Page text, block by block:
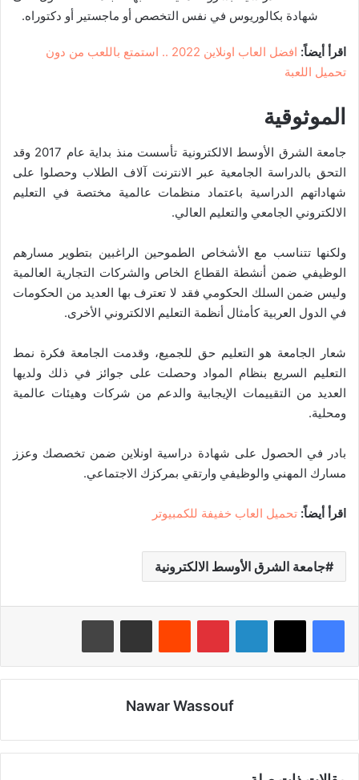
شهادة بكالوريوس في نفس التخصص أو ماجستير أو دكتوراه.
اقرأ أيضاً:
افضل العاب اونلاين 2022 .. استمتع باللعب من دون
تحميل اللعبة
الموثوقية
جامعة الشرق الأوسط الالكترونية تأسست منذ بداية عام 2017 وقد
التحق بالدراسة الجامعية عبر الانترنت آلاف الطلاب وحصلوا على
شهاداتهم الدراسية باعتماد منظمات عالمية مختصة في التعليم
الالكتروني الجامعي والتعليم العالي.
ولكنها تتناسب مع الأشخاص الطموحين الراغبين بتطوير مسارهم
الوظيفي ضمن أنشطة القطاع الخاص والشركات التجارية العالمية
وليس ضمن السلك الحكومي فقد لا تعترف بها العديد من الحكومات
في الدول العربية كأمثال أنظمة التعليم الالكتروني الأخرى.
شعار الجامعة هو التعليم حق للجميع، وقدمت الجامعة فكرة نمط
التعليم السريع بنظام المواد وحصلت على جوائز في ذلك ولديها
العديد من التقييمات الإيجابية والدعم من شركات وهيئات عالمية
ومحلية.
بادر في الحصول على شهادة دراسية اونلاين ضمن تخصصك وعزز
مسارك المهني والوظيفي وارتقي بمركزك الاجتماعي.
اقرأ أيضاً: تحميل العاب خفيفة للكمبيوتر
جامعة الشرق الأوسط الالكترونية
لينكدإن بينتيريست
Nawar Wassouf